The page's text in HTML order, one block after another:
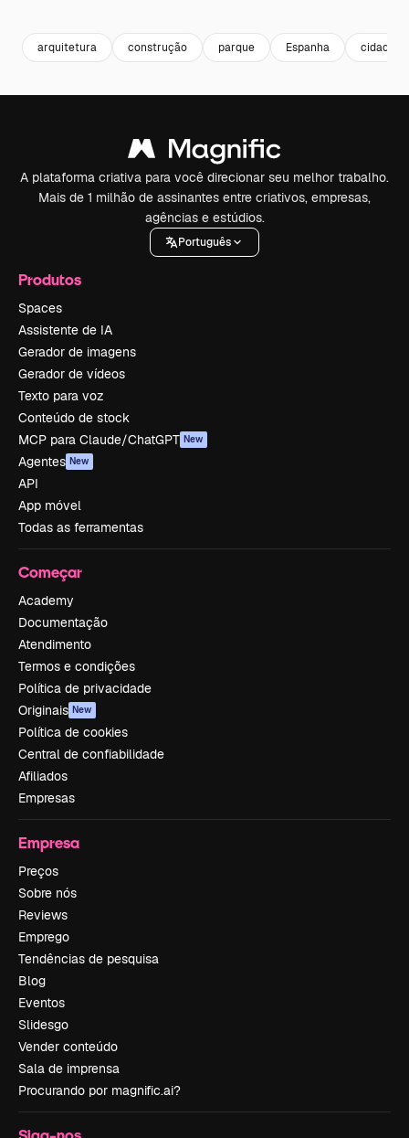
arquitetura construção parque Espanha cidade
A plataforma criativa para você direcionar seu melhor trabalho.
Mais de 1 milhão de assinantes entre criativos, empresas,
agências e estúdios.
Português
Produtos
Spaces
Assistente de IA
Gerador de imagens
Gerador de vídeos
Texto para voz
Conteúdo de stock
MCP para Claude/ChatGPT New
Agentes New
API
App móvel
Todas as ferramentas
Começar
Academy
Documentação
Atendimento
Termos e condições
Política de privacidade
Originais New
Política de cookies
Central de confiabilidade
Afiliados
Empresas
Empresa
Preços
Sobre nós
Reviews
Emprego
Tendências de pesquisa
Blog
Eventos
Slidesgo
Vender conteúdo
Sala de imprensa
Procurando por magnific.ai?